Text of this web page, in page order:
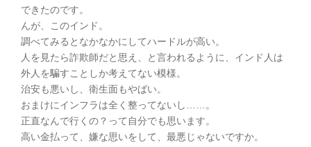
できたのです。
んが、このインド。
調べてみるとなかなかにしてハードルが高い。
人を見たら詐欺師だと思え、と言われるように、インド人は
外人を騙すことしか考えてない模様。
治安も悪いし、衛生面もやばい。
おまけにインフラは全く整ってないし……。
正直なんで行くの？って自分でも思います。
高い金払って、嫌な思いをして、最悪じゃないですか。